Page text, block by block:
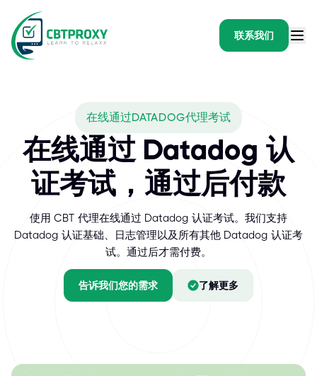
联系我们
Datadog 是领先的云监控和安全平台，可帮助企业全面洞察其 IT
在线通过DATADOG代理考试
在线通过 Datadog 认
证考试，通过后付款
使用 CBT 代理在线通过 Datadog 认证考试。我们支持
Datadog 认证基础、日志管理以及所有其他 Datadog 认证考
试。通过后才需付费。
告诉我们您的需求 了解更多